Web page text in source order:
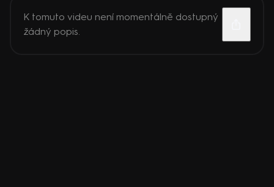
K tomuto videu není momentálně dostupný
žádný popis.